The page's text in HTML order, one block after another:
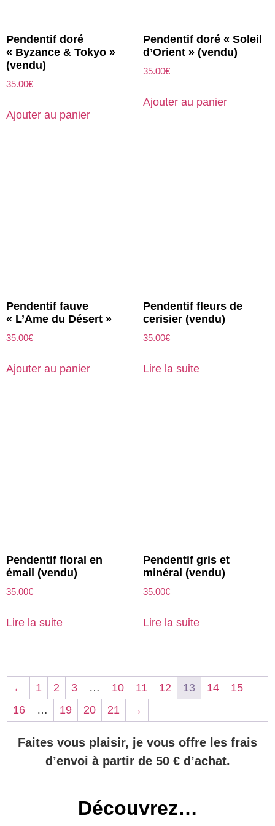
Pendentif doré
« Byzance & Tokyo »
(vendu)
35.00€
Ajouter au panier
Pendentif doré « Soleil
d’Orient » (vendu)
35.00€
Ajouter au panier
Pendentif fauve
« L’Ame du Désert »
35.00€
Ajouter au panier
Pendentif fleurs de
cerisier (vendu)
35.00€
Lire la suite
Pendentif floral en
émail (vendu)
35.00€
Lire la suite
Pendentif gris et
minéral (vendu)
35.00€
Lire la suite
← 1 2 3 … 10 11 12 13 14
15
16
… 19 20 21 →
Faites vous plaisir, je vous offre les frais
d’envoi à partir de 50 € d’achat.
Découvrez…